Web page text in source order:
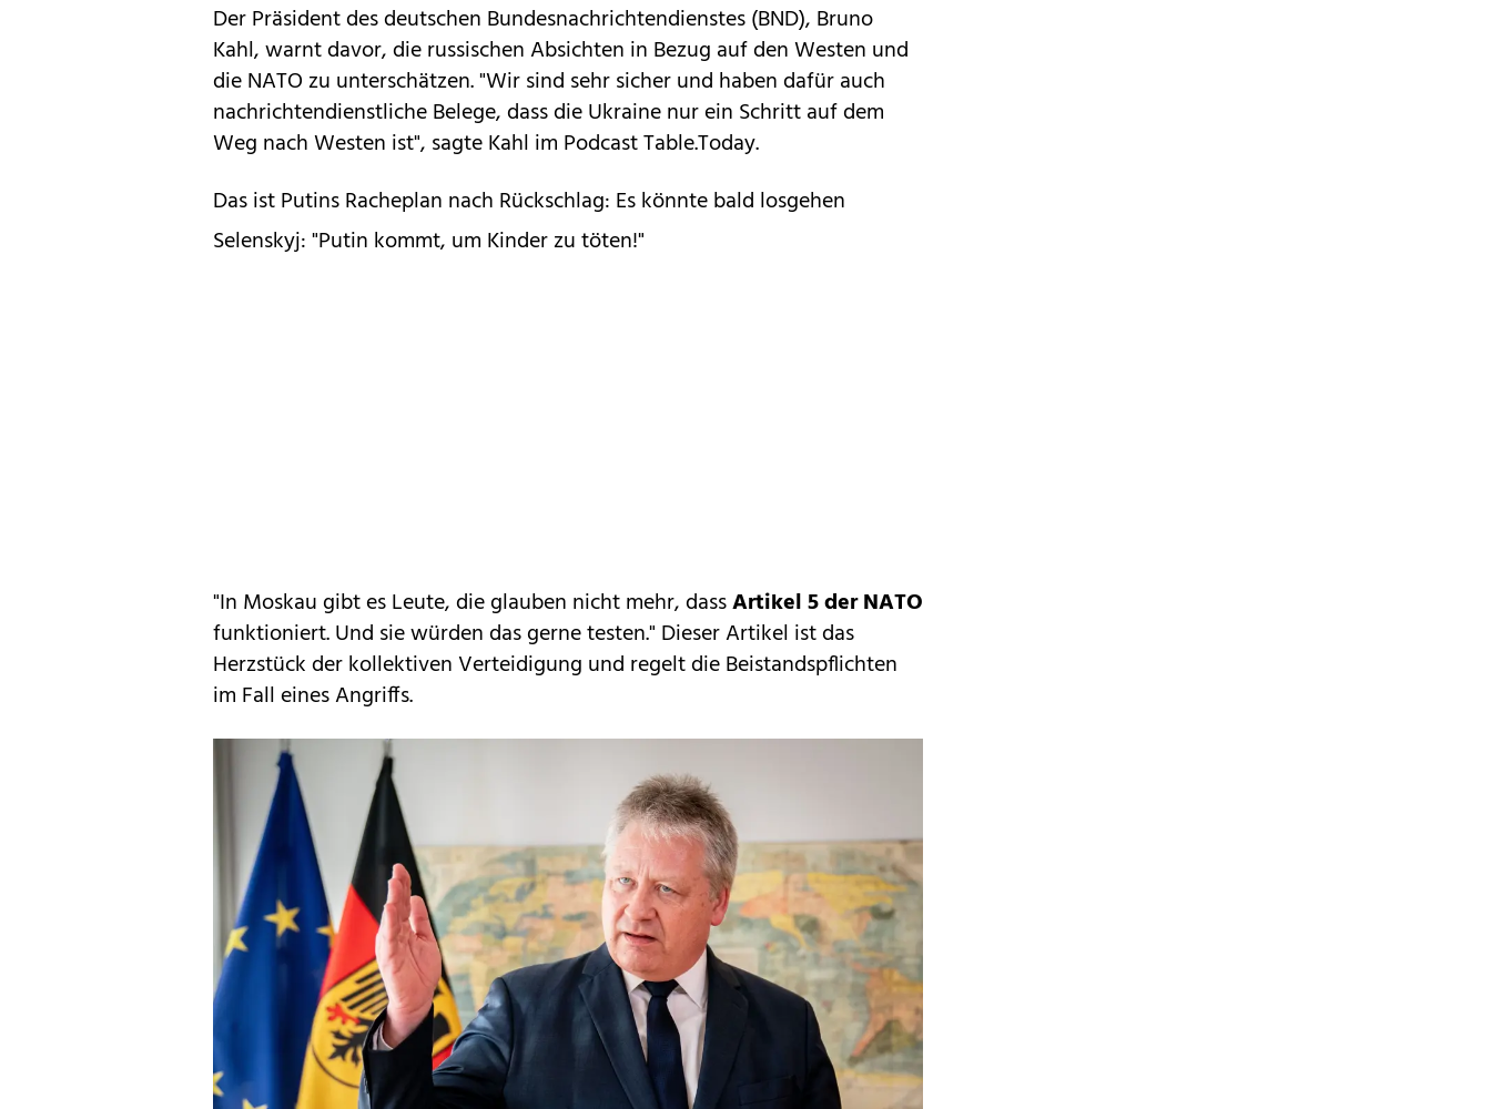
Der Präsident des deutschen Bundesnachrichtendienstes (BND), Bruno
Kahl, warnt davor, die russischen Absichten in Bezug auf den Westen und
die NATO zu unterschätzen. "Wir sind sehr sicher und haben dafür auch
nachrichtendienstliche Belege, dass die Ukraine nur ein Schritt auf dem
Weg nach Westen ist", sagte Kahl im Podcast Table.Today.
Das ist Putins Racheplan nach Rückschlag: Es könnte bald losgehen
Selenskyj: "Putin kommt, um Kinder zu töten!"
"In Moskau gibt es Leute, die glauben nicht mehr, dassArtikel 5 der NATO
funktioniert. Und sie würden das gerne testen." Dieser Artikel ist das
Herzstück der kollektiven Verteidigung und regelt die Beistandspflichten
im Fall eines Angriffs.